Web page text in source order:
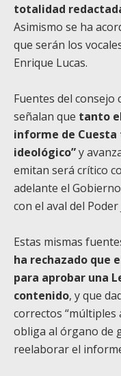
totalidad
Asimismo se ha
que serán los
Enrique Lucas.
Fuentes del consejo
señalan que tanto
informe de Cuesta
ideológico”y
emitan será crítico
adelante el
con el aval del Poder
Estas mismas
ha rechazado que
para aprobar una
contenido, y que
correctos “múltiples
obliga al órgano de
reelaborar el